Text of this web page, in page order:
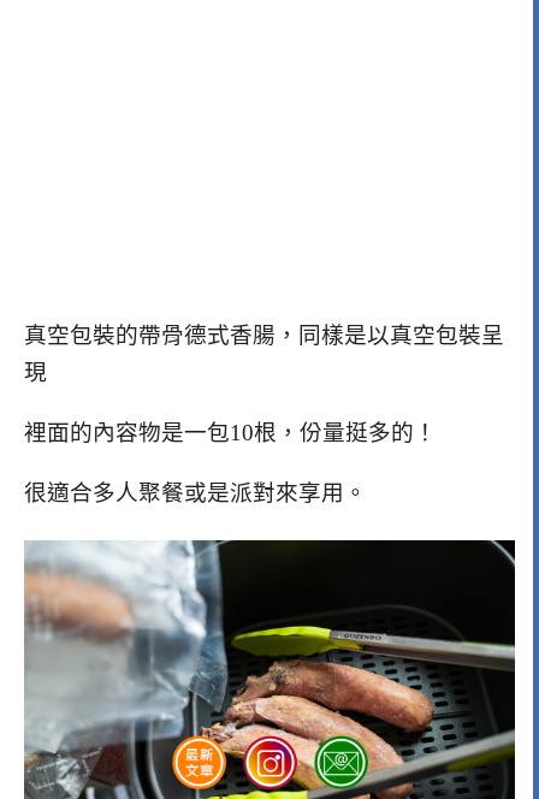
真空包裝的帶骨德式香腸，同樣是以真空包裝呈
現
裡面的內容物是一包10根，份量挺多的！
很適合多人聚餐或是派對來享用。